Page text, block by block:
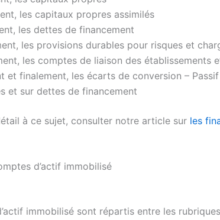
les capitaux propres assimilés
les dettes de financement
les provisions durables pour risques et
les comptes de liaison des établissements
et finalement, les écarts de conversion –
et sur dettes de financement
à ce sujet, consulter notre article sur les
d’actif immobilisé
immobilisé sont répartis entre les